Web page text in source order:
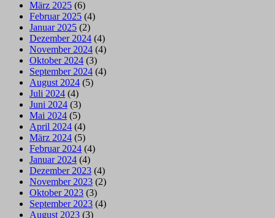
März 2025 (6)
Februar 2025 (4)
Januar 2025 (2)
Dezember 2024 (4)
November 2024 (4)
Oktober 2024 (3)
September 2024 (4)
August 2024 (5)
Juli 2024 (4)
Juni 2024 (3)
Mai 2024 (5)
April 2024 (4)
März 2024 (5)
Februar 2024 (4)
Januar 2024 (4)
Dezember 2023 (4)
November 2023 (2)
Oktober 2023 (3)
September 2023 (4)
August 2023 (3)